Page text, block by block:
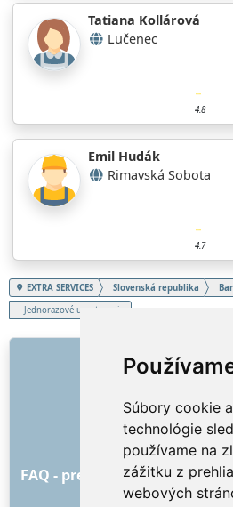
Súbory cookie
technológie
používame na
zážitku z
webových
Tatiana Kollárová
Lučenec
4.8
Emil Hudák
Rimavská Sobota
4.7
EXTRA SERVICES Slovenská republika
Jednorazové upratovanie
ODKAZY
Ako to všetko
Cenník
Všeobecné
FAQ - pre objednávateľa
Reklama a